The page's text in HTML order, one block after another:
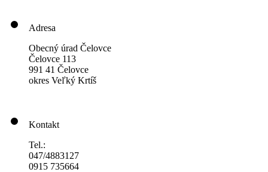
Adresa
Obecný úrad Čelovce
Čelovce 113
991 41 Čelovce
okres Veľký Krtíš
Kontakt
Tel.:
047/4883127
0915 735664